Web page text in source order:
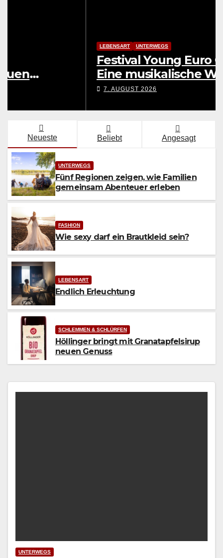
Fünf Regionen zeigen, wie
Familien gemeinsam
Abenteuer erleben
Neueste Beliebt Angesagt
UNTERWEGS
Fünf Regionen zeigen, wie Familien
gemeinsam Abenteuer erleben
FASHION
Wie sexy darf ein Brautkleid sein?
LEBENSART
Endlich Erleuchtung
SCHLEMMEN & SCHLÜRFEN
Höllinger bringt mit Granatapfelsirup
neuen Genuss
UNTERWEGS